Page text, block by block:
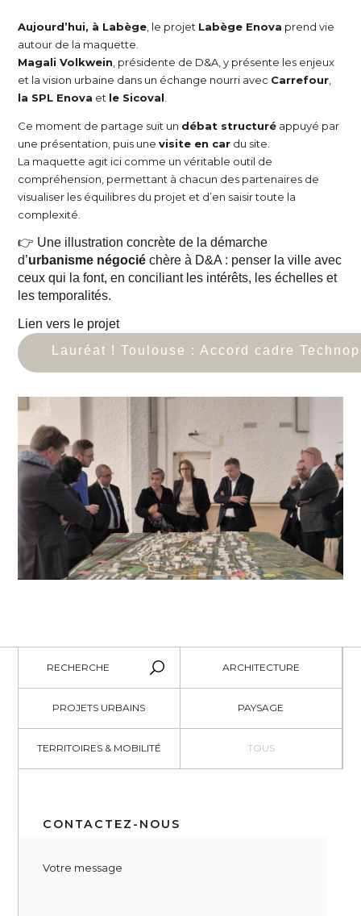
Aujourd’hui, à Labège , le projet Labège Enova prend vie
autour de la maquette.
Magali Volkwein , présidente de D&A, y présente les enjeux
et la vision urbaine dans un échange nourri avec Carrefour
la SPL Enova et le Sicoval
Ce moment de partage suit un débat structuré appuyé par
une présentation, puis unevisite en car du site.
La maquette agit ici comme un véritable outil de
compréhension, permettant à chacun des partenaires de
visualiser les équilibres du projet et d’en saisir toute la
complexité.
👉 Une illustration concrète de la démarche
d’urbanisme négocié chère à D&A : penser la ville avec
ceux qui la font, en conciliant les intérêts, les échelles et
les temporalités.
Lien vers le projet
Lauréat ! Toulouse : Accord cadre
RECHERCHE ARCHITECTURE
PROJETS URBAINS PAYSAGE
TERRITOIRES & MOBILITÉ TOUS
CONTACTEZ-NOUS